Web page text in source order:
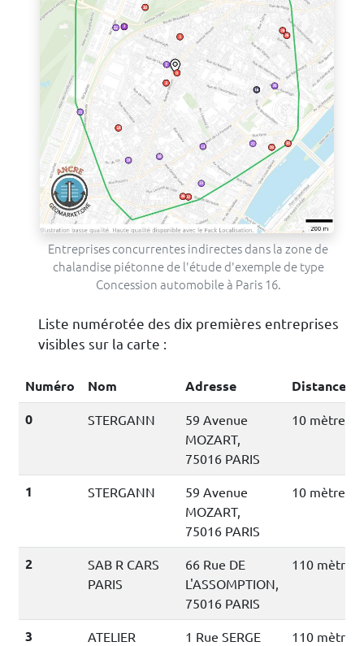
Entreprises concurrentes indirectes dans la zone de
chalandise piétonne de l'étude d'exemple de type
Concession automobile à Paris 16.
Liste numérotée des dix premières entreprises
visibles sur la carte :
Numéro Nom Adresse
Distance
0
STERGANN
59 Avenue
MOZART,
75016 PARIS
10 mètres
1 STERGANN
59 Avenue
MOZART,
75016 PARIS
10 mètres
2
SAB R CARS
PARIS
66 Rue DE
L'ASSOMPTION,
75016 PARIS
110 mètres
3
ATELIER
1 Rue SERGE
110 mètres